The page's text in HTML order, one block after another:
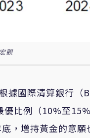
觀
據國際清算銀行
比例（10%至
，增持黃金的意